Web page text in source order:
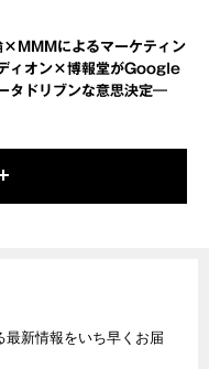
×MMMによるマーケティン
ィオン×博報堂がGoogle
タドリブンな意思決定―
新情報をいち早くお届